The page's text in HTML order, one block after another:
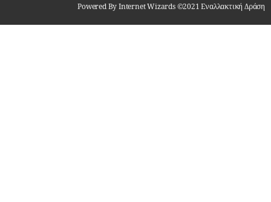
Powered By Internet Wizards ©2021 Εναλλακτική Δράση